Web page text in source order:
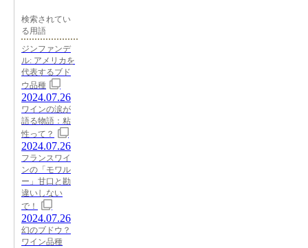
検索されてい
る用語
ジンファンデ
ル: アメリカを
代表するブド
ウ品種
2024.07.26
ワインの涙が
語る物語：粘
性って？
2024.07.26
フランスワイ
ンの「モワル
ー」甘口と勘
違いしない
で！
2024.07.26
幻のブドウ？
ワイン品種